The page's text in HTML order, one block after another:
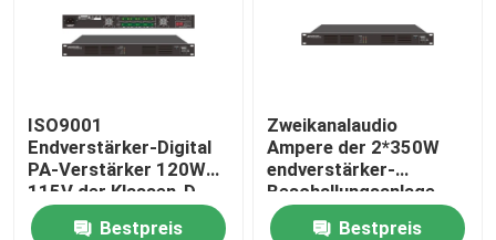
Fälle
Beschallungsanlage-Sprecher
IP-Netz-Beschallungsanlage
ISO9001
Endverstärker-Digital
PA-Verstärker 120W
115V der Klassen-D
Bestpreis
Zweikanalaudio
Ampere der 2*350W
endverstärker-
Beschallungsanlage-
230V 115V Digital
Bestpreis